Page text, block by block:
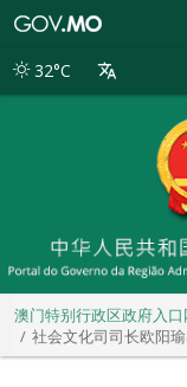
别
32°C
澳门特别行政区政府入
社会文化司司长欧阳